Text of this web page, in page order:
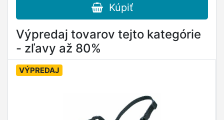
Kúpiť
Výpredaj tovarov tejto kategórie
- zľavy až 80%
VÝPREDAJ